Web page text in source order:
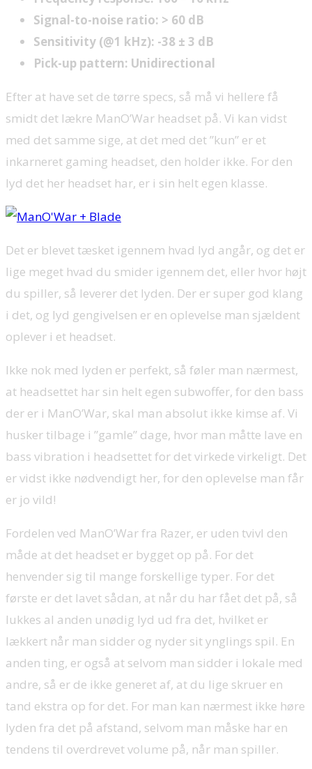
Signal-to-noise ratio: > 60 dB
Sensitivity (@1 kHz): -38 ± 3 dB
Pick-up pattern: Unidirectional
Efter at have set de tørre specs, så må vi hellere få
smidt det lækre ManO’War headset på. Vi kan vidst
med det samme sige, at det med det ”kun” er et
inkarneret gaming headset, den holder ikke. For den
lyd det her headset har, er i sin helt egen klasse.
Det er blevet tæsket igennem hvad lyd angår, og det er
lige meget hvad du smider igennem det, eller hvor højt
du spiller, så leverer det lyden. Der er super god klang
i det, og lyd gengivelsen er en oplevelse man sjældent
oplever i et headset.
Ikke nok med lyden er perfekt, så føler man nærmest,
at headsettet har sin helt egen subwoffer, for den bass
der er i ManO’War, skal man absolut ikke kimse af. Vi
husker tilbage i ”gamle” dage, hvor man måtte lave en
bass vibration i headsettet for det virkede virkeligt. Det
er vidst ikke nødvendigt her, for den oplevelse man får
er jo vild!
Fordelen ved ManO’War fra Razer, er uden tvivl den
måde at det headset er bygget op på. For det
henvender sig til mange forskellige typer. For det
første er det lavet sådan, at når du har fået det på, så
lukkes al anden unødig lyd ud fra det, hvilket er
lækkert når man sidder og nyder sit ynglings spil. En
anden ting, er også at selvom man sidder i lokale med
andre, så er de ikke generet af, at du lige skruer en
tand ekstra op for det. For man kan nærmest ikke høre
lyden fra det på afstand, selvom man måske har en
tendens til overdrevet volume på, når man spiller.